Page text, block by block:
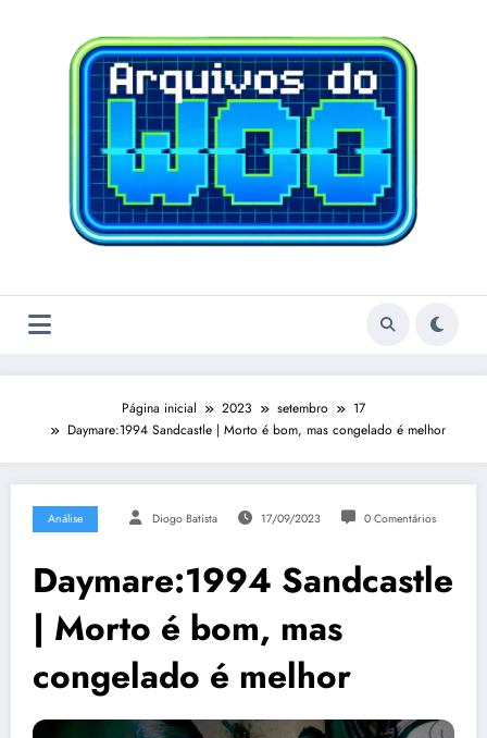
Página inicial 2023 setembro
17
Daymare:1994 Sandcastle | Morto é bom, mas congelado é melhor
Análise Diogo Batista 17/09/2023 0 Comentários
Daymare:1994 Sandcastle
| Morto é bom, mas
congelado é melhor